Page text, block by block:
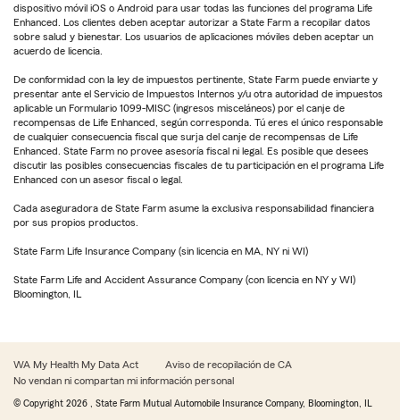
dispositivo móvil iOS o Android para usar todas las funciones del programa Life
Enhanced. Los clientes deben aceptar autorizar a State Farm a recopilar datos
sobre salud y bienestar. Los usuarios de aplicaciones móviles deben aceptar un
acuerdo de licencia.
De conformidad con la ley de impuestos pertinente, State Farm puede enviarte y
presentar ante el Servicio de Impuestos Internos y/u otra autoridad de impuestos
aplicable un Formulario 1099-MISC (ingresos misceláneos) por el canje de
recompensas de Life Enhanced, según corresponda. Tú eres el único responsable
de cualquier consecuencia fiscal que surja del canje de recompensas de Life
Enhanced. State Farm no provee asesoría fiscal ni legal. Es posible que desees
discutir las posibles consecuencias fiscales de tu participación en el programa Life
Enhanced con un asesor fiscal o legal.
Cada aseguradora de State Farm asume la exclusiva responsabilidad financiera
por sus propios productos.
State Farm Life Insurance Company (sin licencia en MA, NY ni WI)
State Farm Life and Accident Assurance Company (con licencia en NY y WI)
Bloomington, IL
WA My Health My Data Act
Aviso de recopilación de CA
No vendan ni compartan mi información personal
© Copyright 2026 , State Farm Mutual Automobile Insurance Company, Bloomington, IL